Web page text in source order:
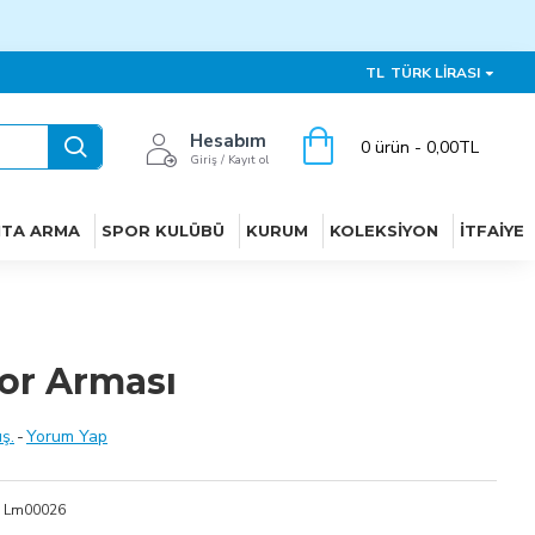
TL TÜRK LIRASI
Hesabım
Giriş / Kayıt ol
0 ürün - 0,00TL
ARMA SPOR KULÜBÜ KURUM KOLEKSIYON İTFAIYE
Arması
-Yorum Yap
Lm00026